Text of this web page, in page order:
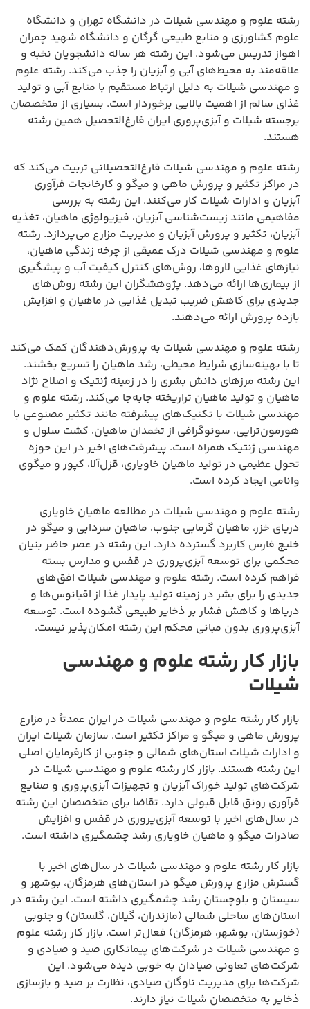
رشته علوم و مهندسی شیلات در دانشگاه تهران و دانشگاه
علوم کشاورزی و منابع طبیعی گرگان و دانشگاه شهید چمران
اهواز تدریس می‌شود. این رشته هر ساله دانشجویان نخبه و
علاقه‌مند به محیط‌های آبی و آبزیان را جذب می‌کند. رشته علوم
و مهندسی شیلات به دلیل ارتباط مستقیم با منابع آبی و تولید
غذای سالم از اهمیت بالایی برخوردار است. بسیاری از متخصصان
برجسته شیلات و آبزی‌پروری ایران فارغ‌التحصیل همین رشته
هستند.
رشته علوم و مهندسی شیلات فارغ‌التحصیلانی تربیت می‌کند که
در مراکز تکثیر و پرورش ماهی و میگو و کارخانجات فرآوری
آبزیان و ادارات شیلات کار می‌کنند. این رشته به بررسی
مفاهیمی مانند زیست‌شناسی آبزیان، فیزیولوژی ماهیان، تغذیه
آبزیان، تکثیر و پرورش آبزیان و مدیریت مزارع می‌پردازد. رشته
علوم و مهندسی شیلات درک عمیقی از چرخه زندگی ماهیان،
نیازهای غذایی لاروها، روش‌های کنترل کیفیت آب و پیشگیری
از بیماری‌ها ارائه می‌دهد. پژوهشگران این رشته روش‌های
جدیدی برای کاهش ضریب تبدیل غذایی در ماهیان و افزایش
بازده پرورش ارائه می‌دهند.
رشته علوم و مهندسی شیلات به پرورش‌دهندگان کمک می‌کند
تا با بهینه‌سازی شرایط محیطی، رشد ماهیان را تسریع بخشند.
این رشته مرزهای دانش بشری را در زمینه ژنتیک و اصلاح نژاد
ماهیان و تولید ماهیان تراریخته جابه‌جا می‌کند. رشته علوم و
مهندسی شیلات با تکنیک‌های پیشرفته مانند تکثیر مصنوعی با
هورمون‌تراپی، سونوگرافی از تخمدان ماهیان، کشت سلول و
مهندسی ژنتیک همراه است. پیشرفت‌های اخیر در این حوزه
تحول عظیمی در تولید ماهیان خاویاری، قزل‌آلا، کپور و میگوی
وانامی ایجاد کرده است.
رشته علوم و مهندسی شیلات در مطالعه ماهیان خاویاری
دریای خزر، ماهیان گرمابی جنوب، ماهیان سردابی و میگو در
خلیج فارس کاربرد گسترده دارد. این رشته در عصر حاضر بنیان
محکمی برای توسعه آبزی‌پروری در قفس و مدارس بسته
فراهم کرده است. رشته علوم و مهندسی شیلات افق‌های
جدیدی را برای بشر در زمینه تولید پایدار غذا از اقیانوس‌ها و
دریاها و کاهش فشار بر ذخایر طبیعی گشوده است. توسعه
آبزی‌پروری بدون مبانی محکم این رشته امکان‌پذیر نیست.
بازار کار رشته علوم و مهندسی
شیلات
بازار کار رشته علوم و مهندسی شیلات در ایران عمدتاً در مزارع
پرورش ماهی و میگو و مراکز تکثیر است. سازمان شیلات ایران
و ادارات شیلات استان‌های شمالی و جنوبی از کارفرمایان اصلی
این رشته هستند. بازار کار رشته علوم و مهندسی شیلات در
شرکت‌های تولید خوراک آبزیان و تجهیزات آبزی‌پروری و صنایع
فرآوری رونق قابل قبولی دارد. تقاضا برای متخصصان این رشته
در سال‌های اخیر با توسعه آبزی‌پروری در قفس و افزایش
صادرات میگو و ماهیان خاویاری رشد چشمگیری داشته است.
بازار کار رشته علوم و مهندسی شیلات در سال‌های اخیر با
گسترش مزارع پرورش میگو در استان‌های هرمزگان، بوشهر و
سیستان و بلوچستان رشد چشمگیری داشته است. این رشته در
استان‌های ساحلی شمالی (مازندران، گیلان، گلستان) و جنوبی
(خوزستان، بوشهر، هرمزگان) فعال‌تر است. بازار کار رشته علوم
و مهندسی شیلات در شرکت‌های پیمانکاری صید و صیادی و
شرکت‌های تعاونی صیادان به خوبی دیده می‌شود. این
شرکت‌ها برای مدیریت ناوگان صیادی، نظارت بر صید و بازسازی
ذخایر به متخصصان شیلات نیاز دارند.